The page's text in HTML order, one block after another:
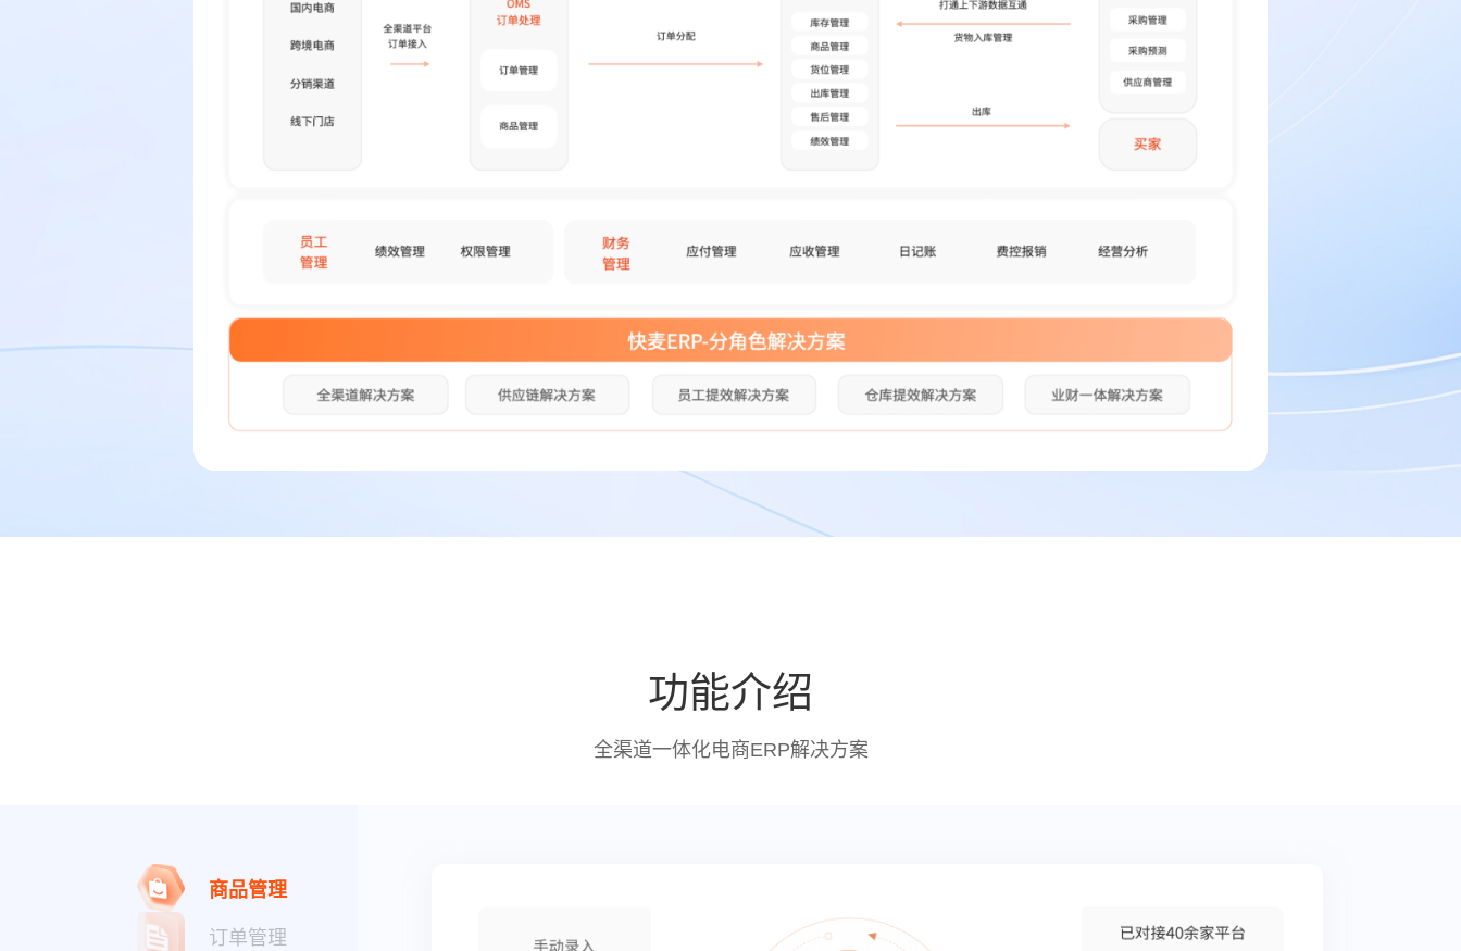
功能介绍
全渠道一体化电商ERP解决方案
商品管理
订单管理